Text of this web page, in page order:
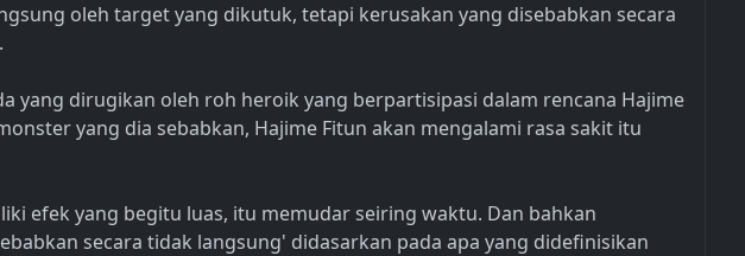
oleh target yang dikutuk, tetapi kerusakan yang disebabkan secara
yang dirugikan oleh roh heroik yang berpartisipasi dalam rencana Hajime
yang dia sebabkan, Hajime Fitun akan mengalami rasa sakit itu
efek yang begitu luas, itu memudar seiring waktu. Dan bahkan
secara tidak langsung' didasarkan pada apa yang didefinisikan